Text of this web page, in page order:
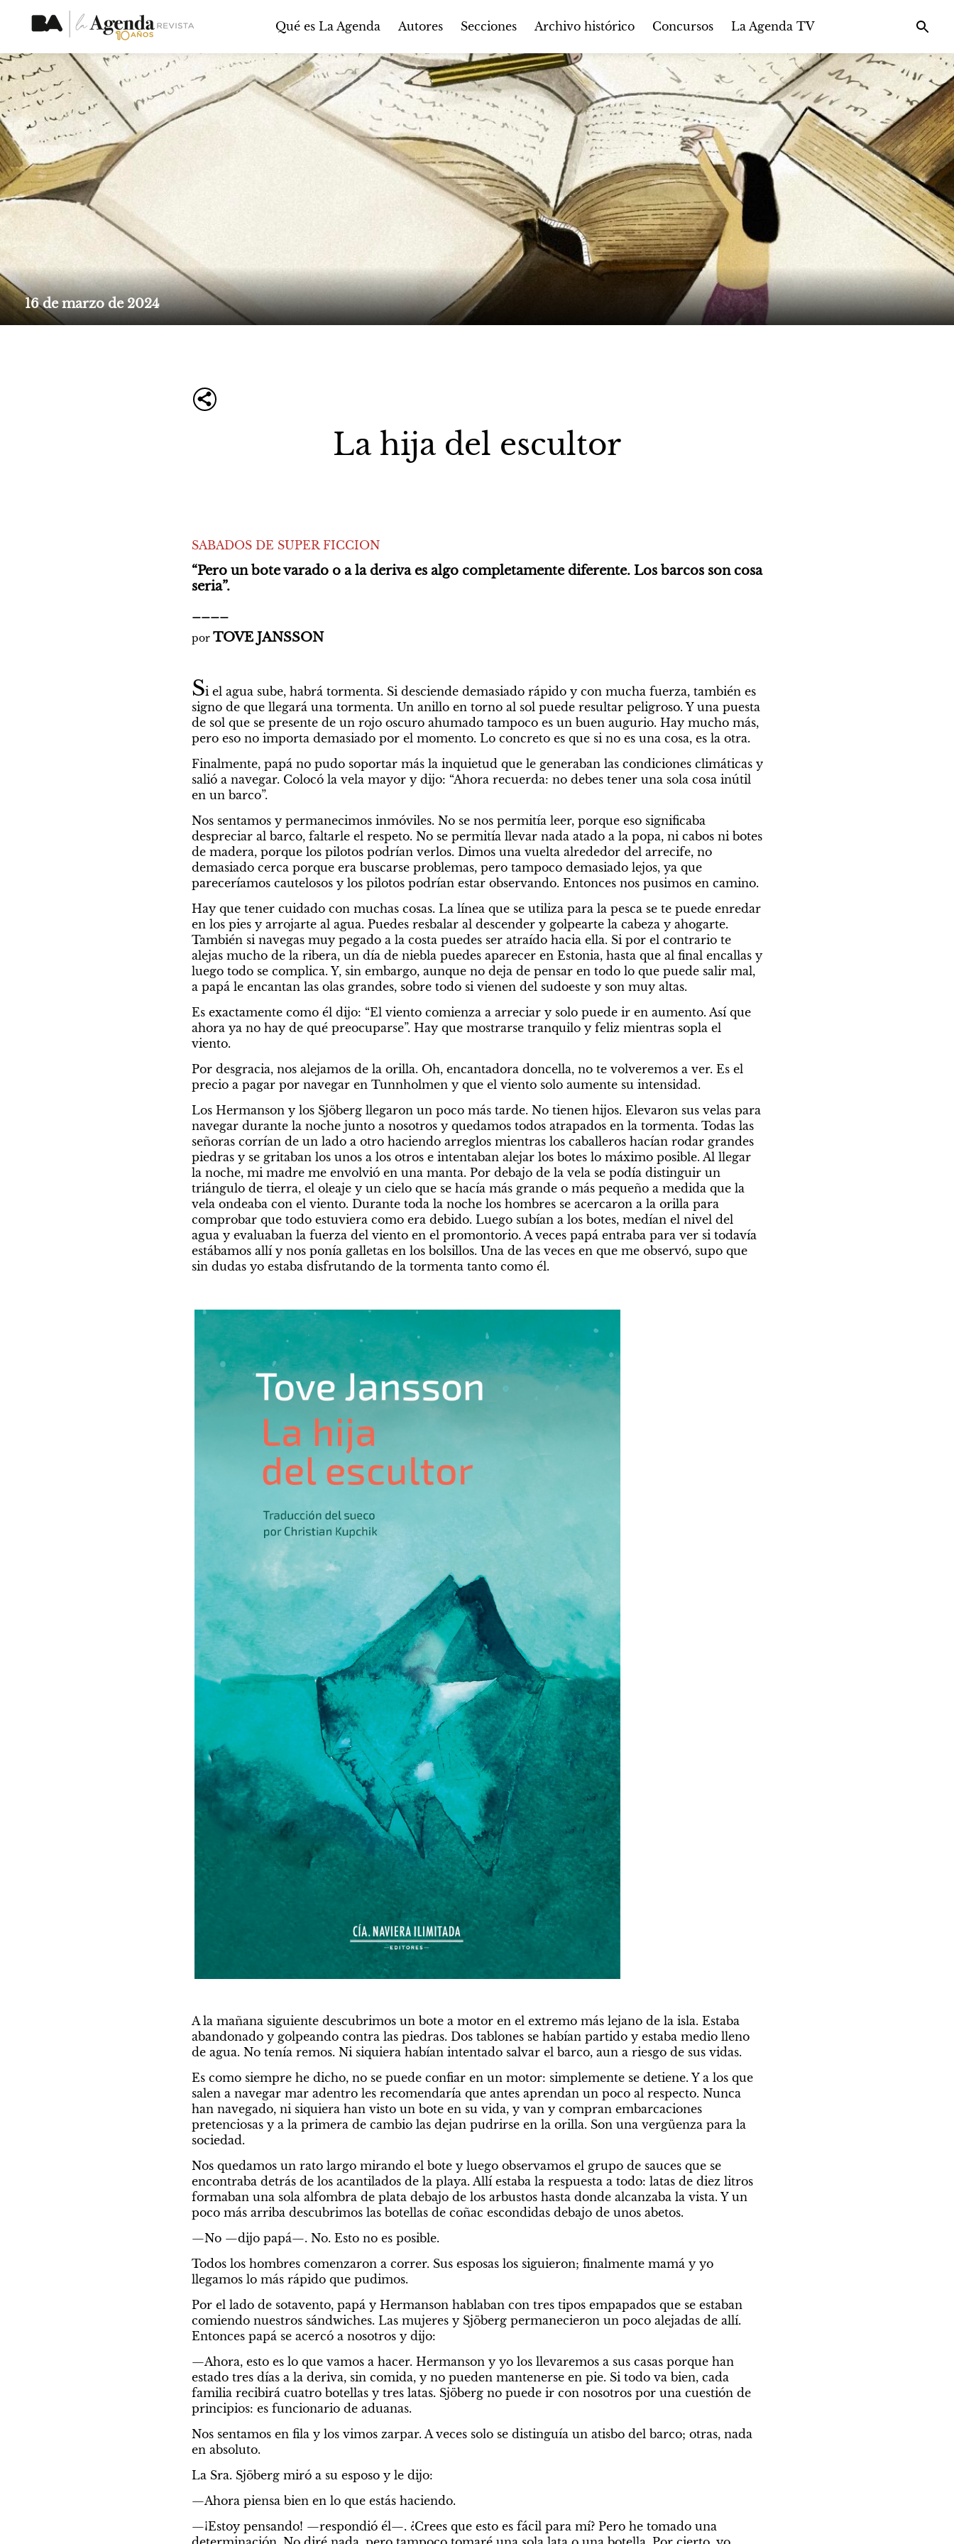
Qué es La Agenda Autores Secciones Archivo histórico Concursos La Agenda TV
16 de marzo de 2024
La hija del escultor
SABADOS DE SUPER FICCION
“Pero un bote varado o a la deriva es algo completamente diferente. Los barcos son cosa
seria”.
por TOVE JANSSON
Si el agua sube, habrá tormenta. Si desciende demasiado rápido y con mucha fuerza, también es
signo de que llegará una tormenta. Un anillo en torno al sol puede resultar peligroso. Y una puesta
de sol que se presente de un rojo oscuro ahumado tampoco es un buen augurio. Hay mucho más,
pero eso no importa demasiado por el momento. Lo concreto es que si no es una cosa, es la otra.
Finalmente, papá no pudo soportar más la inquietud que le generaban las condiciones climáticas y
salió a navegar. Colocó la vela mayor y dijo: “Ahora recuerda: no debes tener una sola cosa inútil
en un barco”.
Nos sentamos y permanecimos inmóviles. No se nos permitía leer, porque eso significaba
despreciar al barco, faltarle el respeto. No se permitía llevar nada atado a la popa, ni cabos ni botes
de madera, porque los pilotos podrían verlos. Dimos una vuelta alrededor del arrecife, no
demasiado cerca porque era buscarse problemas, pero tampoco demasiado lejos, ya que
pareceríamos cautelosos y los pilotos podrían estar observando. Entonces nos pusimos en camino.
Hay que tener cuidado con muchas cosas. La línea que se utiliza para la pesca se te puede enredar
en los pies y arrojarte al agua. Puedes resbalar al descender y golpearte la cabeza y ahogarte.
También si navegas muy pegado a la costa puedes ser atraído hacia ella. Si por el contrario te
alejas mucho de la ribera, un día de niebla puedes aparecer en Estonia, hasta que al final encallas y
luego todo se complica. Y, sin embargo, aunque no deja de pensar en todo lo que puede salir mal,
a papá le encantan las olas grandes, sobre todo si vienen del sudoeste y son muy altas.
Es exactamente como él dijo: “El viento comienza a arreciar y solo puede ir en aumento. Así que
ahora ya no hay de qué preocuparse”. Hay que mostrarse tranquilo y feliz mientras sopla el
viento.
Por desgracia, nos alejamos de la orilla. Oh, encantadora doncella, no te volveremos a ver. Es el
precio a pagar por navegar en Tunnholmen y que el viento solo aumente su intensidad.
Los Hermanson y los Sjöberg llegaron un poco más tarde. No tienen hijos. Elevaron sus velas para
navegar durante la noche junto a nosotros y quedamos todos atrapados en la tormenta. Todas las
señoras corrían de un lado a otro haciendo arreglos mientras los caballeros hacían rodar grandes
piedras y se gritaban los unos a los otros e intentaban alejar los botes lo máximo posible. Al llegar
la noche, mi madre me envolvió en una manta. Por debajo de la vela se podía distinguir un
triángulo de tierra, el oleaje y un cielo que se hacía más grande o más pequeño a medida que la
vela ondeaba con el viento. Durante toda la noche los hombres se acercaron a la orilla para
comprobar que todo estuviera como era debido. Luego subían a los botes, medían el nivel del
agua y evaluaban la fuerza del viento en el promontorio. A veces papá entraba para ver si todavía
estábamos allí y nos ponía galletas en los bolsillos. Una de las veces en que me observó, supo que
sin dudas yo estaba disfrutando de la tormenta tanto como él.
A la mañana siguiente descubrimos un bote a motor en el extremo más lejano de la isla. Estaba
abandonado y golpeando contra las piedras. Dos tablones se habían partido y estaba medio lleno
de agua. No tenía remos. Ni siquiera habían intentado salvar el barco, aun a riesgo de sus vidas.
Es como siempre he dicho, no se puede confiar en un motor: simplemente se detiene. Y a los que
salen a navegar mar adentro les recomendaría que antes aprendan un poco al respecto. Nunca
han navegado, ni siquiera han visto un bote en su vida, y van y compran embarcaciones
pretenciosas y a la primera de cambio las dejan pudrirse en la orilla. Son una vergüenza para la
sociedad.
Nos quedamos un rato largo mirando el bote y luego observamos el grupo de sauces que se
encontraba detrás de los acantilados de la playa. Allí estaba la respuesta a todo: latas de diez litros
formaban una sola alfombra de plata debajo de los arbustos hasta donde alcanzaba la vista. Y un
poco más arriba descubrimos las botellas de coñac escondidas debajo de unos abetos.
—No —dijo papá—. No. Esto no es posible.
Todos los hombres comenzaron a correr. Sus esposas los siguieron; finalmente mamá y yo
llegamos lo más rápido que pudimos.
Por el lado de sotavento, papá y Hermanson hablaban con tres tipos empapados que se estaban
comiendo nuestros sándwiches. Las mujeres y Sjöberg permanecieron un poco alejadas de allí.
Entonces papá se acercó a nosotros y dijo:
—Ahora, esto es lo que vamos a hacer. Hermanson y yo los llevaremos a sus casas porque han
estado tres días a la deriva, sin comida, y no pueden mantenerse en pie. Si todo va bien, cada
familia recibirá cuatro botellas y tres latas. Sjöberg no puede ir con nosotros por una cuestión de
principios: es funcionario de aduanas.
Nos sentamos en fila y los vimos zarpar. A veces solo se distinguía un atisbo del barco; otras, nada
en absoluto.
La Sra. Sjöberg miró a su esposo y le dijo:
—Ahora piensa bien en lo que estás haciendo.
—¡Estoy pensando! —respondió él—. ¿Crees que esto es fácil para mí? Pero he tomado una